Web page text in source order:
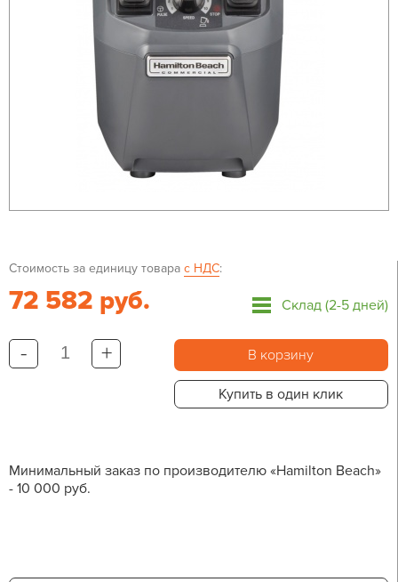
Стоимость за единицу товара с НДС:
72 582 руб. Склад (2-5 дней)
- + В корзину
Купить в один клик
Минимальный заказ по производителю «Hamilton Beach»
- 10 000 руб.